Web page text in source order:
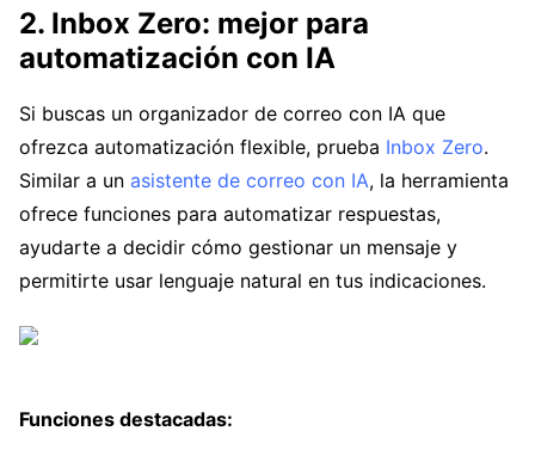
2. Inbox Zero: mejor para
automatización con IA
Si buscas un organizador de correo con IA que
ofrezca automatización flexible, prueba Inbox Zero.
Similar a un asistente de correo con IA, la herramienta
ofrece funciones para automatizar respuestas,
ayudarte a decidir cómo gestionar un mensaje y
permitirte usar lenguaje natural en tus indicaciones.
Funciones destacadas: